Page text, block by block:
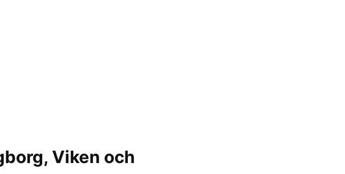
Viken och